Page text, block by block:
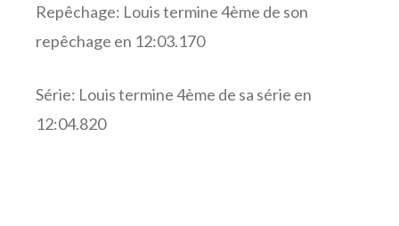
Repêchage: Louis termine 4ème de son
repêchage en 12:03.170
Série: Louis termine 4ème de sa série en
12:04.820